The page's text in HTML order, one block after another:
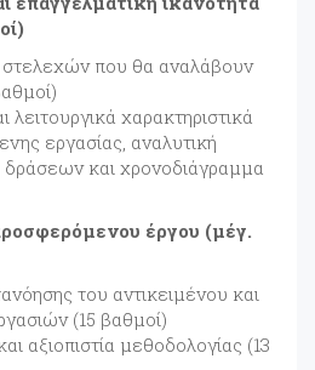
στελεχών που θα αναλάβουν
λειτουργικά χαρακτηριστικά
εργασίας, αναλυτική
δράσεων και χρονοδιάγραμμα
έργου (μέγ.
του αντικειμένου και
(15 βαθμοί)
αξιοπιστία μεθοδολογίας (13